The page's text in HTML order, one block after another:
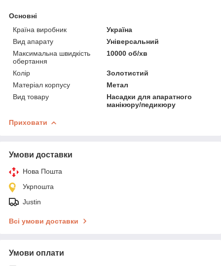
Основні
Країна виробник
Україна
Вид апарату
Універсальний
Максимальна швидкість
обертання
10000 об/хв
Колір
Золотистий
Матеріал корпусу
Метал
Вид товару
Насадки для апаратного
манікюру/педикюру
Приховати
Умови доставки
Нова Пошта
Укрпошта
Justin
Всі умови доставки
Умови оплати